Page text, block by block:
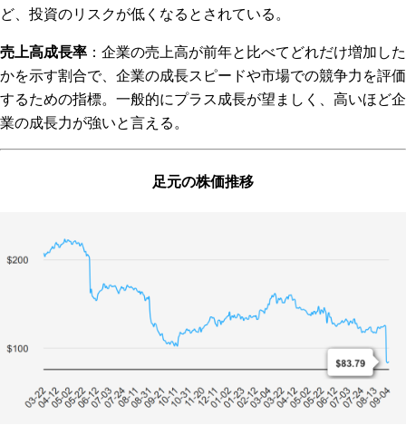
ど、投資のリスクが低くなるとされている。
売上高成長率 ：企業の売上高が前年と比べてどれだけ増加した
かを示す割合で、企業の成長スピードや市場での競争力を評価
するための指標。一般的にプラス成長が望ましく、高いほど企
業の成長力が強いと言える。
足元の株価推移